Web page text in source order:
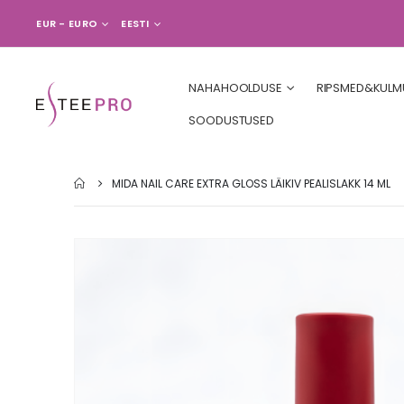
VALUUTA
EUR - EURO LANGUAGE
EESTI
NAHAHOOLDUSE
SOODUSTUSED
MIDA NAIL CARE EXTRA GLOSS LÄIKIV PEALISLAKK 14 ML